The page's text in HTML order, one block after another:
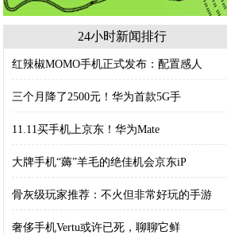
24小时新闻排行
红辣椒MOMO手机正式发布：配置感人
三个月降了2500元！华为首款5G手
11.11买手机上京东！华为Mate
大牌手机“薅”羊毛的绝佳机会京东iP
骨灰级玩家推荐：不火但非常好玩的手游
奢侈手机Vertu或许已死，聊聊它鲜